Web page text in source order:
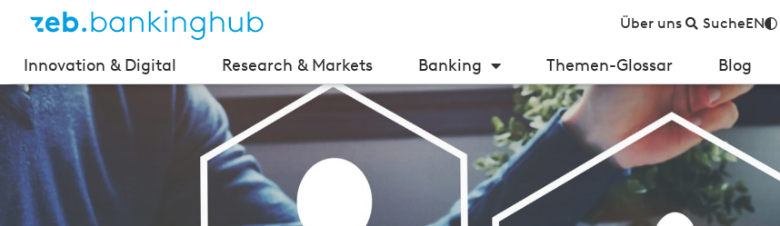
Über uns SucheEN
Innovation & Digital Research & Markets Banking Themen-Glossar Blog